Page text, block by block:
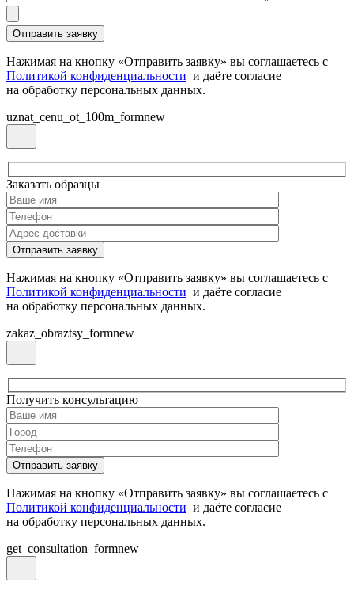
Нажимая на кнопку «Отправить заявку» вы соглашаетесь с
Политикой конфиденциальности и даёте согласие
на обработку персональных данных.
uznat_cenu_ot_100m_formnew
Заказать образцы
Нажимая на кнопку «Отправить заявку» вы соглашаетесь с
Политикой конфиденциальности и даёте согласие
на обработку персональных данных.
zakaz_obraztsy_formnew
Получить консультацию
Нажимая на кнопку «Отправить заявку» вы соглашаетесь с
Политикой конфиденциальности и даёте согласие
на обработку персональных данных.
get_consultation_formnew